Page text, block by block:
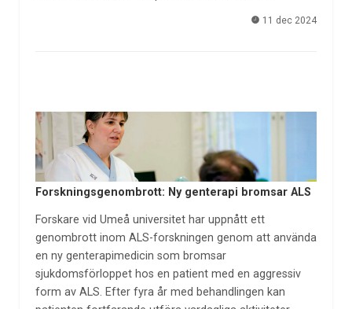
11 dec 2024
Forskningsgenombrott: Ny genterapi bromsar ALS
Forskare vid Umeå universitet har uppnått ett
genombrott inom ALS-forskningen genom att använda
en ny genterapimedicin som bromsar
sjukdomsförloppet hos en patient med en aggressiv
form av ALS. Efter fyra år med behandlingen kan